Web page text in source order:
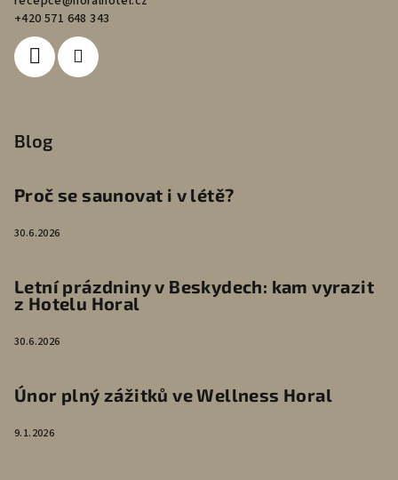
+420 571 648 343
Blog
Proč se saunovat i v létě?
30.6.2026
Letní prázdniny v Beskydech: kam vyrazit
z Hotelu Horal
30.6.2026
Únor plný zážitků ve Wellness Horal
9.1.2026